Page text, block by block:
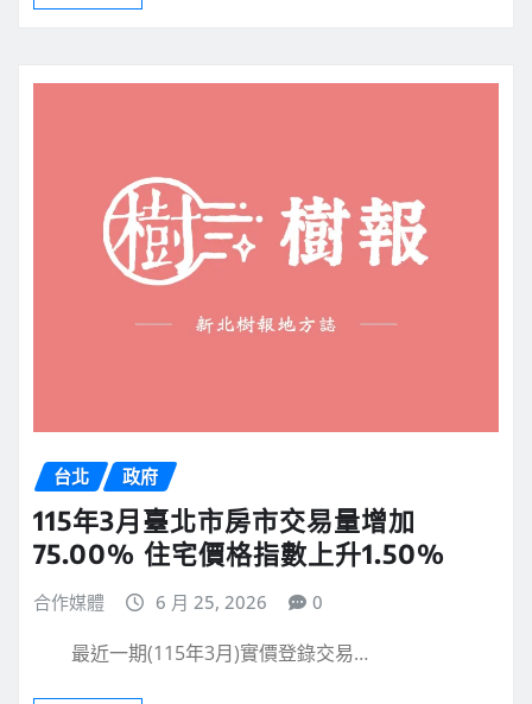
台北 政府
115年3月臺北市房市交易量增加
75.00% 住宅價格指數上升1.50%
合作媒體 6 月 25, 2026 0
最近一期(115年3月)實價登錄交易…